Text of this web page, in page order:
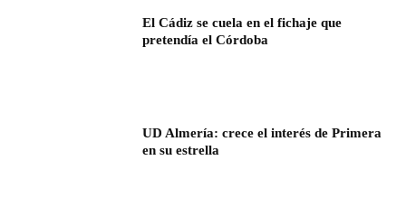
El Cádiz se cuela en el fichaje que
pretendía el Córdoba
UD Almería: crece el interés de Primera
en su estrella